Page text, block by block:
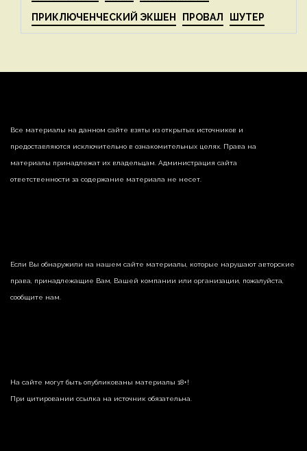
ПРИКЛЮЧЕНЧЕСКИЙ ЭКШЕН ПРОВАЛ ШУТЕР
Все материалы на данном сайте взяты из открытых источников и
предоставляются исключительно в ознакомительных целях. Права на
материалы принадлежат их владельцам. Администрация сайта
ответственности за содержание материала не несет.
Если Вы обнаружили на нашем сайте материалы, которые нарушают авторские
права, принадлежащие Вам, Вашей компании или организации, пожалуйста,
сообщите нам.
На сайте могут быть опубликованы материалы 18+!
При цитировании ссылка на источник обязательна.